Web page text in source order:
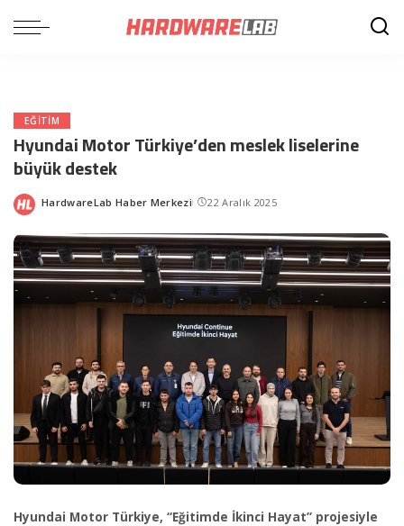
EĞITIM
Hyundai Motor Türkiye’den meslek liselerine
büyük destek
Posted
HardwareLab Haber Merkezi 22 Aralık 2025
Hyundai Motor Türkiye, “Eğitimde İkinci Hayat” projesiyle